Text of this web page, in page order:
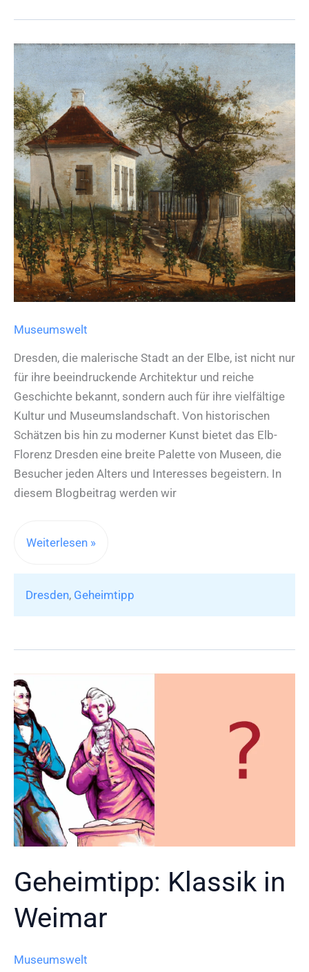
Museumswelt
Dresden, die malerische Stadt an der Elbe, ist nicht nur
für ihre beeindruckende Architektur und reiche
Geschichte bekannt, sondern auch für ihre vielfältige
Kultur und Museumslandschaft. Von historischen
Schätzen bis hin zu moderner Kunst bietet das Elb-
Florenz Dresden eine breite Palette von Museen, die
Besucher jeden Alters und Interesses begeistern. In
diesem Blogbeitrag werden wir
Geheimtipp:
Dresden
Weiterlesen »
Dresden, Geheimtipp
Geheimtipp: Klassik in
Weimar
Museumswelt